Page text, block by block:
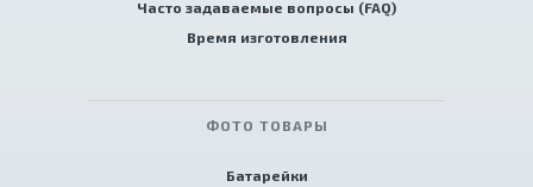
Часто задаваемые вопросы (FAQ)
Время изготовления
ФОТО ТОВАРЫ
Батарейки